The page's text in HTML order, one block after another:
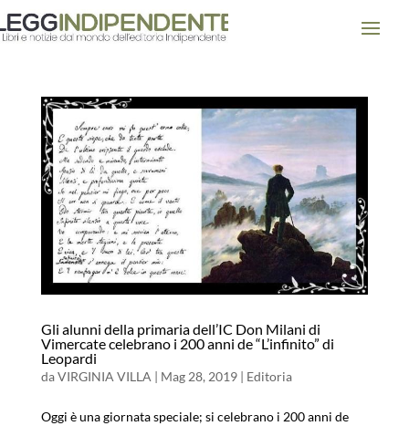
Gli alunni della primaria dell’IC Don Milani di
Vimercate celebrano i 200 anni de “L’infinito” di
Leopardi
daVIRGINIA VILLA| Mag 28, 2019| Editoria
Oggi è una giornata speciale; si celebrano i 200 anni de